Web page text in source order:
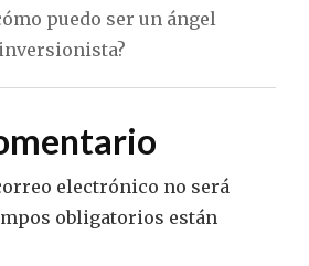
puedo ser un ángel
inversionista?
electrónico no será
obligatorios están